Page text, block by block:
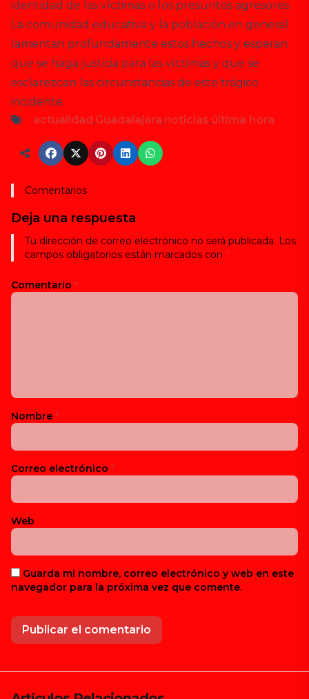
identidad de las víctimas o los presuntos agresores.
La comunidad educativa y la población en general
lamentan profundamente estos hechos y esperan
que se haga justicia para las víctimas y que se
esclarezcan las circunstancias de este trágico
incidente.
actualidad ,Guadalajara,noticias,última hora
Comentarios
Deja una respuesta
Tu dirección de correo electrónico no será publicada. Los
campos obligatorios están marcados con *
Comentario *
Nombre *
Correo electrónico *
Web
Guarda mi nombre, correo electrónico y web en este
navegador para la próxima vez que comente.